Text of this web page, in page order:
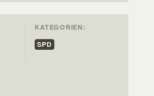
KATEGORIEN:
SPD